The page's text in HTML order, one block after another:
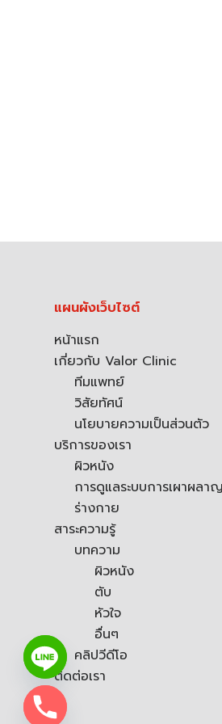
แผนผังเว็บไซต์
หน้าแรก
เกี่ยวกับ Valor Clinic
ทีมแพทย์
วิสัยทัศน์
นโยบายความเป็นส่วนตัว
บริการของเรา
ผิวหนัง
การดูแลระบบการเผาผลา
ร่างกาย
สาระความรู้
บทความ
ผิวหนัง
ตับ
หัวใจ
อื่นๆ
คลิปวีดีโอ
ติดต่อเรา